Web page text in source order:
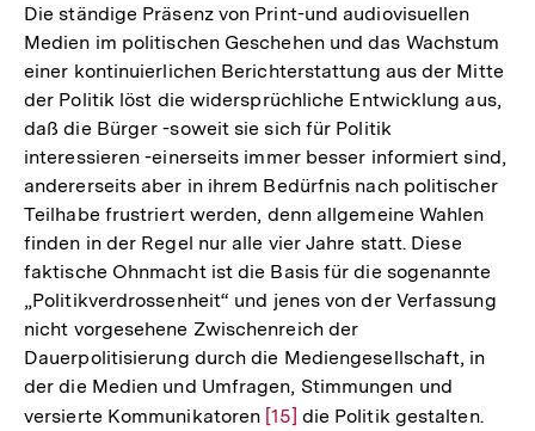
Die ständige Präsenz von Print-und audiovisuellen
Medien im politischen Geschehen und das Wachstum
einer kontinuierlichen Berichterstattung aus der Mitte
der Politik löst die widersprüchliche Entwicklung aus,
daß die Bürger -soweit sie sich für Politik
interessieren -einerseits immer besser informiert sind,
andererseits aber in ihrem Bedürfnis nach politischer
Teilhabe frustriert werden, denn allgemeine Wahlen
finden in der Regel nur alle vier Jahre statt. Diese
faktische Ohnmacht ist die Basis für die sogenannte
„Politikverdrossenheit“ und jenes von der Verfassung
nicht vorgesehene Zwischenreich der
Dauerpolitisierung durch die Mediengesellschaft, in
der die Medien und Umfragen, Stimmungen und
versierte Kommunikatoren Zur
[15] die Politik gestalten.